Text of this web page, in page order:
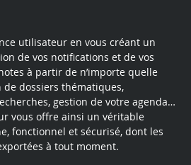
utilisateur en vous créant un
de vos notifications et de vos
à partir de n’importe quelle
de dossiers thématiques,
gestion de votre agenda…
vous offre ainsi un véritable
fonctionnel et sécurisé, dont les
à tout moment.